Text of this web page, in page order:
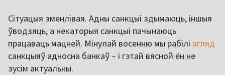
Сітуацыя зменлівая. Адны санкцыі здымаюць, іншыя
ўводзяць, а некаторыя санкцыі пачынаюць
працаваць мацней. Мінулай восенню мы рабілі агляд
санкцыяў адносна банкаў – і гэтай вясной ён не
зусім актуальны.